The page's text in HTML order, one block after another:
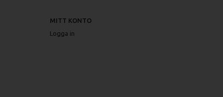
MITT KONTO
Logga in